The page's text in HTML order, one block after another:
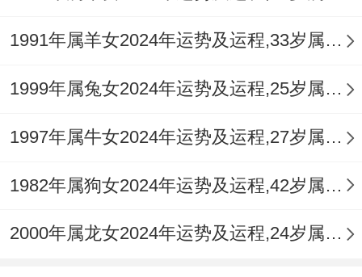
1991年属羊女2024年运势及运程,33岁属羊人2024全年每月运势女性如何
1999年属兔女2024年运势及运程,25岁属兔人2024全年每月运势女性如何
1997年属牛女2024年运势及运程,27岁属牛人2024全年每月运势女性如何
1982年属狗女2024年运势及运程,42岁属狗人2024全年每月运势女性如何
2000年属龙女2024年运势及运程,24岁属龙人2024全年每月运势女性如何